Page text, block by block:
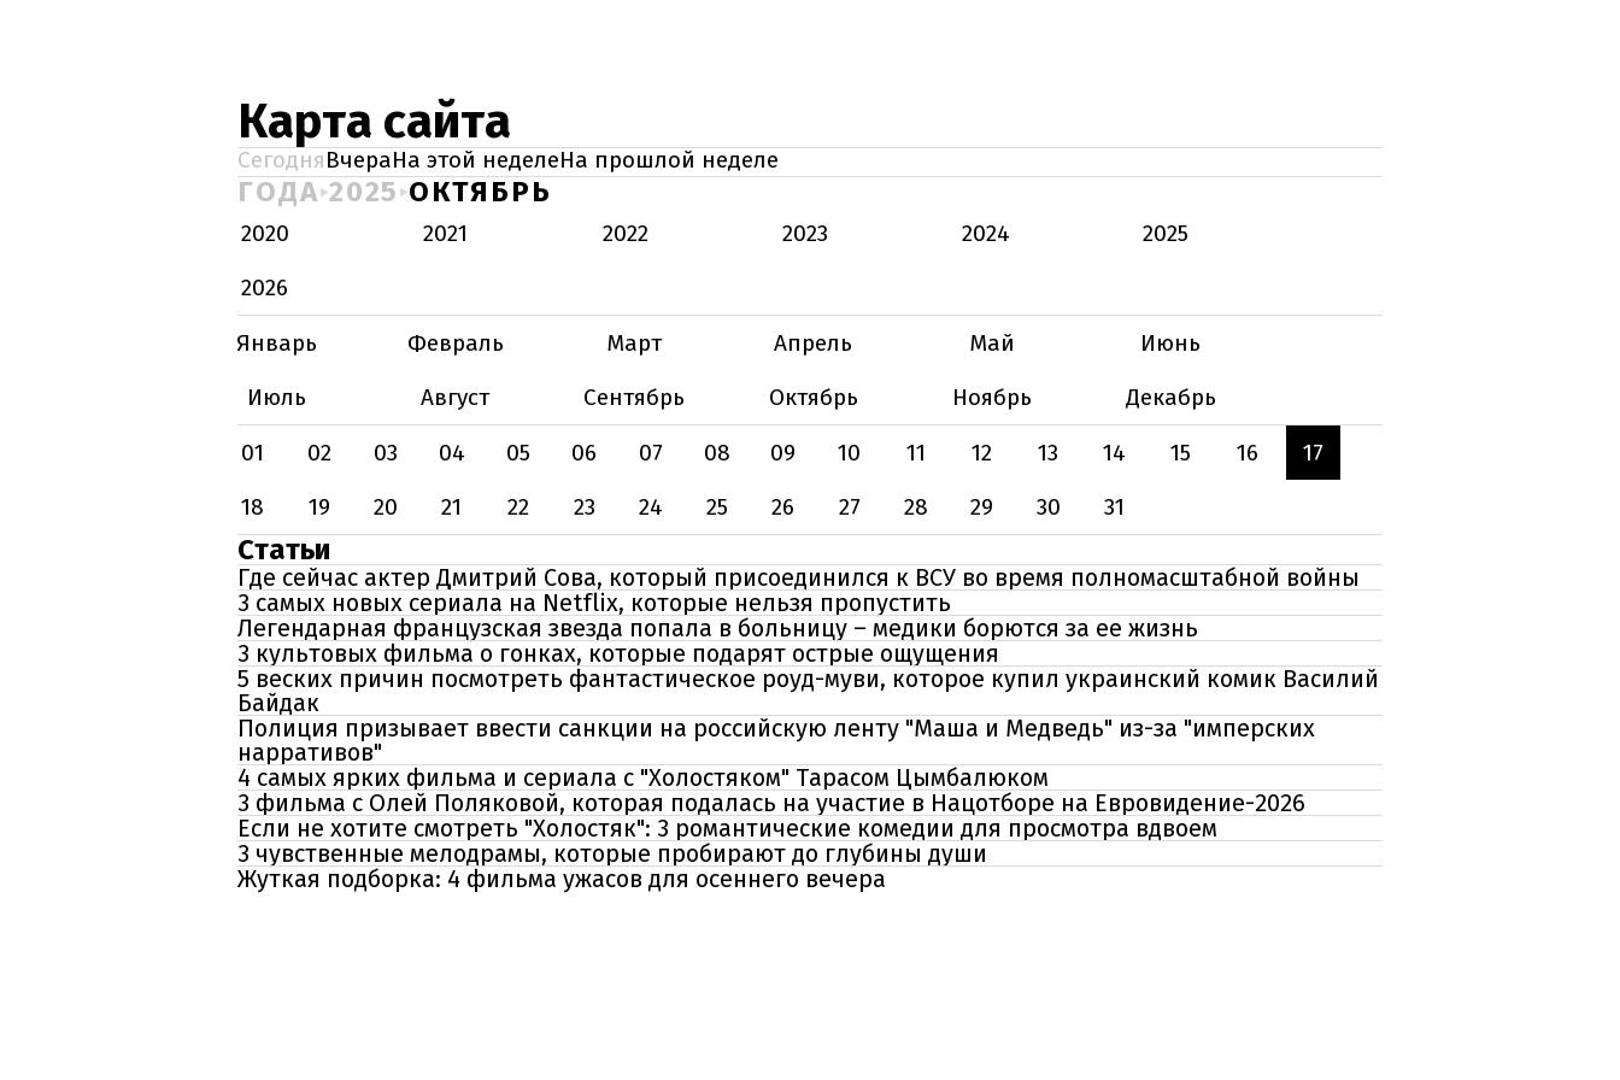
Карта сайта
СегодняВчераНа этой неделеНа прошлой неделе
ГОДА 2025 ОКТЯБРЬ
2020 2021 2022 2023 2024
2025
2026
Январь
Февраль Март Апрель Май
Июнь
Июль
Август Сентябрь Октябрь Ноябрь
Декабрь
01
02 03 04 05 06 07 08 09 10 11 12 13 14 15 16
17
18
19 20 21 22 23 24 25 26 27 28 29 30 31
Статьи
Где сейчас актер Дмитрий Сова, который присоединился к ВСУ во время полномасштабной войны
3 самых новых сериала на Netflix, которые нельзя пропустить
Легендарная французская звезда попала в больницу – медики борются за ее жизнь
3 культовых фильма о гонках, которые подарят острые ощущения
5 веских причин посмотреть фантастическое роуд-муви, которое купил украинский комик Василий
Байдак
Полиция призывает ввести санкции на российскую ленту "Маша и Медведь" из-за "имперских
нарративов"
4 самых ярких фильма и сериала с "Холостяком" Тарасом Цымбалюком
3 фильма с Олей Поляковой, которая подалась на участие в Нацотборе на Евровидение-2026
Если не хотите смотреть "Холостяк": 3 романтические комедии для просмотра вдвоем
3 чувственные мелодрамы, которые пробирают до глубины души
Жуткая подборка: 4 фильма ужасов для осеннего вечера